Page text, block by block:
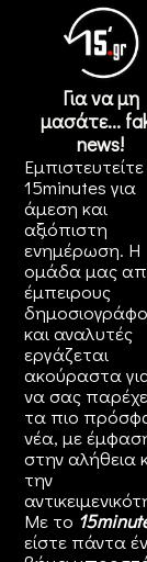
Για να μη
μασάτε...
news!
15minutes για
άμεση και
αξιόπιστη
ενημέρωση. Η
ομάδα μας
έμπειρους
και αναλυτές
εργάζεται
ακούραστα
να σας
τα πιο
νέα, με
στην αλήθεια
την
Με το
είστε πάντα